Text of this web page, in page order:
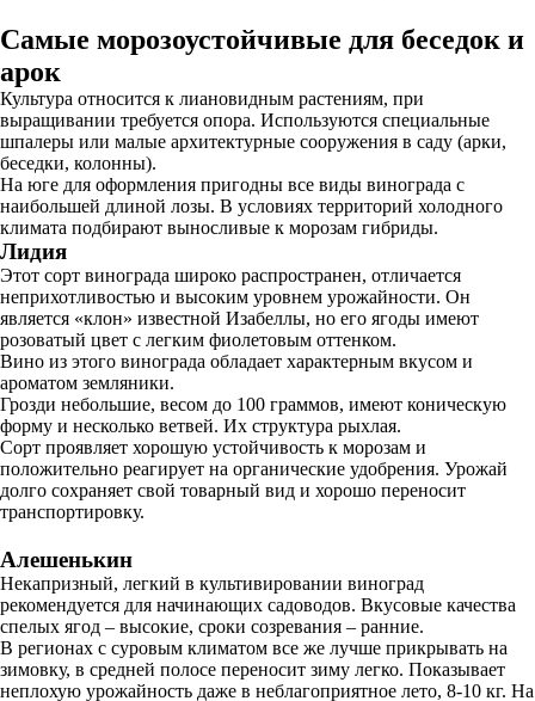
Самые морозоустойчивые для беседок и
арок
Культура относится к лиановидным растениям, при
выращивании требуется опора. Используются специальные
шпалеры или малые архитектурные сооружения в саду (арки,
беседки, колонны).
На юге для оформления пригодны все виды винограда с
наибольшей длиной лозы. В условиях территорий холодного
климата подбирают выносливые к морозам гибриды.
Лидия
Этот сорт винограда широко распространен, отличается
неприхотливостью и высоким уровнем урожайности. Он
является «клон» известной Изабеллы, но его ягоды имеют
розоватый цвет с легким фиолетовым оттенком.
Вино из этого винограда обладает характерным вкусом и
ароматом земляники.
Грозди небольшие, весом до 100 граммов, имеют коническую
форму и несколько ветвей. Их структура рыхлая.
Сорт проявляет хорошую устойчивость к морозам и
положительно реагирует на органические удобрения. Урожай
долго сохраняет свой товарный вид и хорошо переносит
транспортировку.
Алешенькин
Некапризный, легкий в культивировании виноград
рекомендуется для начинающих садоводов. Вкусовые качества
спелых ягод – высокие, сроки созревания – ранние.
В регионах с суровым климатом все же лучше прикрывать на
зимовку, в средней полосе переносит зиму легко. Показывает
неплохую урожайность даже в неблагоприятное лето, 8-10 кг. На